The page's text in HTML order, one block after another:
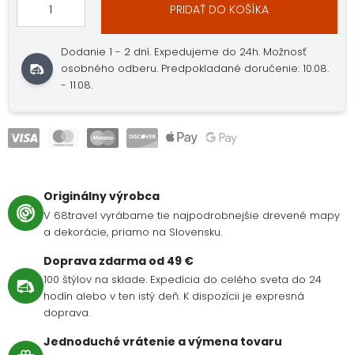
PRIDAŤ DO KOŠÍKA
Dodanie 1 - 2 dní. Expedujeme do 24h. Možnosť
osobného odberu. Predpokladané doručenie: 10.08.
- 11.08.
Originálny výrobca
V 68travel vyrábame tie najpodrobnejšie drevené mapy
a dekorácie, priamo na Slovensku.
Doprava zdarma od 49 €
100 štýlov na sklade. Expedícia do celého sveta do 24
hodín alebo v ten istý deň. K dispozícii je expresná
doprava.
Jednoduché vrátenie a výmena tovaru